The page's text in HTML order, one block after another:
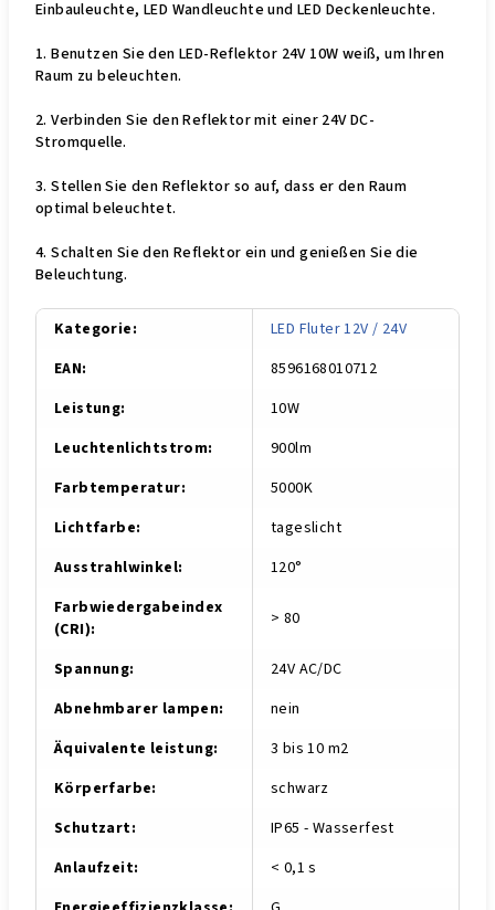
Einbauleuchte, LED Wandleuchte und LED Deckenleuchte.
1. Benutzen Sie den LED-Reflektor 24V 10W weiß, um Ihren
Raum zu beleuchten.
2. Verbinden Sie den Reflektor mit einer 24V DC-
Stromquelle.
3. Stellen Sie den Reflektor so auf, dass er den Raum
optimal beleuchtet.
4. Schalten Sie den Reflektor ein und genießen Sie die
Beleuchtung.
Kategorie:
LED Fluter 12V / 24V
EAN:
8596168010712
Leistung:
10W
Leuchtenlichtstrom:
900lm
Farbtemperatur:
5000K
Lichtfarbe:
tageslicht
Ausstrahlwinkel:
120°
Farbwiedergabeindex
(CRI): > 80
Spannung:
24V AC/DC
Abnehmbarer lampen:
nein
Äquivalente leistung:
3 bis 10 m2
Körperfarbe:
schwarz
Schutzart:
IP65 - Wasserfest
Anlaufzeit:
< 0,1 s